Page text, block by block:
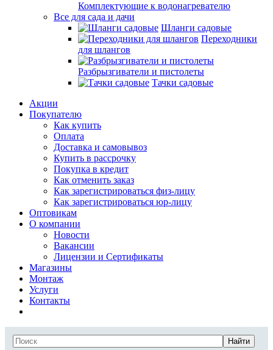
Комплектующие к водонагревателю
Все для сада и дачи
Шланги садовые
Переходники
для шлангов
Разбрызгиватели и пистолеты
Тачки садовые
Акции
Покупателю
Как купить
Оплата
Доставка и самовывоз
Купить в рассрочку
Покупка в кредит
Как отменить заказ
Как зарегистрироваться физ-лицу
Как зарегистрироваться юр-лицу
Оптовикам
О компании
Новости
Вакансии
Лицензии и Сертификаты
Магазины
Монтаж
Услуги
Контакты
Найти